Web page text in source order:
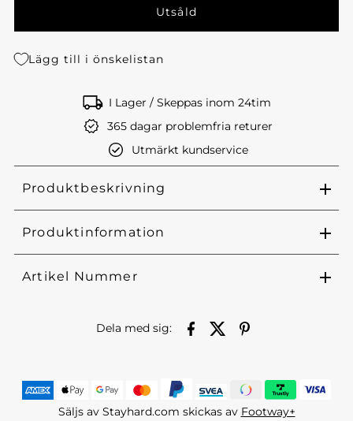
Lägg till i önskelistan
I Lager / Skeppas inom 24tim
365 dagar problemfria returer
Utmärkt kundservice
Produktbeskrivning
Produktinformation
Artikel Nummer
Dela med sig:
Säljs av Stayhard.com skickas av Footway+